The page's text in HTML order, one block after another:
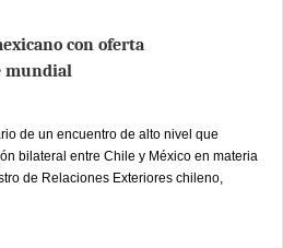
con oferta
mundial
de un encuentro de alto nivel que
bilateral entre Chile y México en materia
de Relaciones Exteriores chileno,